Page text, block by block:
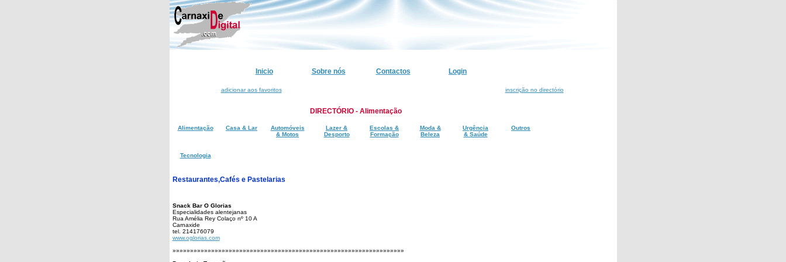
Inicio Sobre nós Contactos Login
adicionar aos favoritos inscrição no directório
DIRECTÓRIO - Alimentação
Alimentação Casa & Lar
Automóveis
& Motos
Lazer &
Desporto
Escolas &
Formação
Moda &
Beleza
Urgência
& Saúde
Outros
Tecnologia
Restaurantes,Cafés e Pastelarias
Snack Bar O Glorias
Especialidades alentejanas
Rua Amélia Rey Colaço nº 10 A
Carnaxide
tel. 214176079
www.oglorias.com
»»»»»»»»»»»»»»»»»»»»»»»»»»»»»»»»»»»»»»»»»»»»»»»»»»»»»»»»»»»»»»»»»»